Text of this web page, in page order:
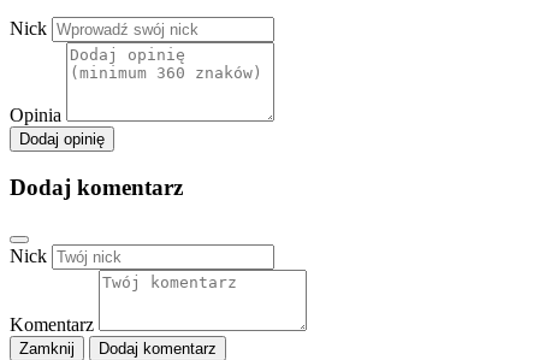
Nick
Opinia
Dodaj opinię
Dodaj komentarz
Nick
Komentarz
Zamknij Dodaj komentarz